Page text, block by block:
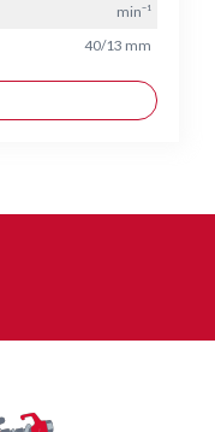
min⁻¹
40/13 mm